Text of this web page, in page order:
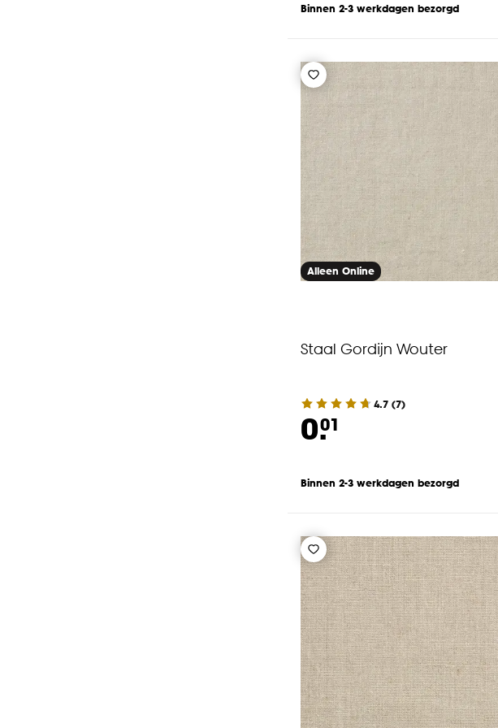
Binnen 2-3 werkdagen bezorgd
Alleen Online
Staal Gordijn Wouter
4.7 (7)
0.01
Binnen 2-3 werkdagen bezorgd